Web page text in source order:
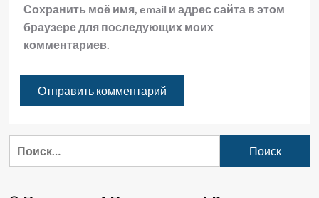
Сохранить моё имя, email и адрес сайта в этом
браузере для последующих моих
комментариев.